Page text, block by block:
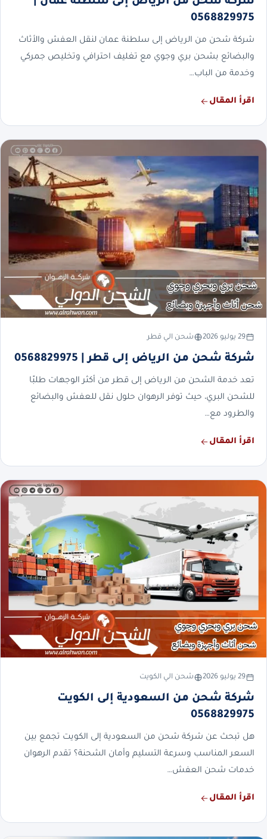
0568829975
شركة شحن من الرياض إلى سلطنة عمان لنقل العفش والأثاث
والبضائع بشحن بري وجوي مع تغليف احترافي وتخليص جمركي
وخدمة من الباب…
اقرأ المقال
29 يوليو 2026 شحن الي قطر
شركة شحن من الرياض إلى قطر | 0568829975
تعد خدمة الشحن من الرياض إلى قطر من أكثر الوجهات طلبًا
للشحن البري، حيث توفر الرهوان حلول نقل للعفش والبضائع
والطرود مع…
اقرأ المقال
29 يوليو 2026 شحن الي الكويت
شركة شحن من السعودية إلى الكويت
0568829975
هل تبحث عن شركة شحن من السعودية إلى الكويت تجمع بين
السعر المناسب وسرعة التسليم وأمان الشحنة؟ تقدم الرهوان
خدمات شحن العفش…
اقرأ المقال